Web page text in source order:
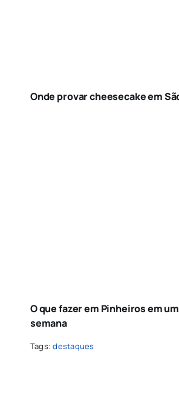
Onde provar cheesecake em
O que fazer em Pinheiros em
semana
Tags:destaques